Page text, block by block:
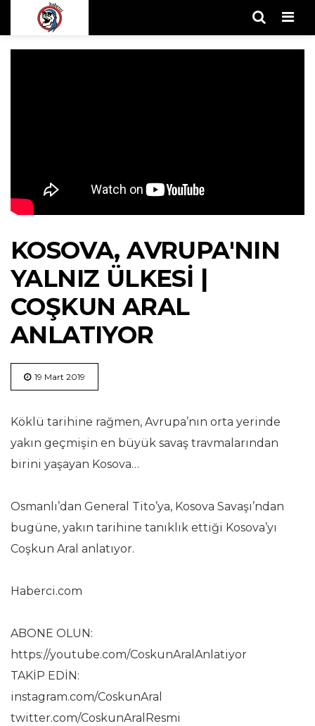
KOSOVA, AVRUPA'NIN
YALNIZ ÜLKESI |
COŞKUN ARAL
ANLATIYOR
19 Mart 2019
Köklü tarihine rağmen, Avrupa’nın orta yerinde
yakın geçmişin en büyük savaş travmalarından
birini yaşayan Kosova…
Osmanlı’dan General Tito’ya, Kosova Savaşı’ndan
bugüne, yakın tarihine tanıklık ettiği Kosova’yı
Coşkun Aral anlatıyor.
Haberci.com
ABONE OLUN:
https://youtube.com/CoskunAralAnlatiyor
TAKİP EDİN:
instagram.com/CoskunAral
twitter.com/CoskunAralResmi